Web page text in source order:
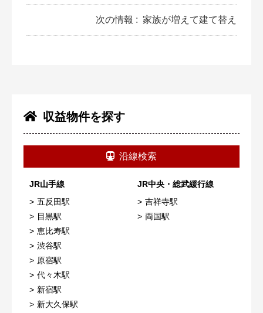
収益物件を探す
沿線検索
JR山手線
五反田駅
目黒駅
恵比寿駅
渋谷駅
原宿駅
代々木駅
新宿駅
新大久保駅
JR中央・総武緩行線
吉祥寺駅
両国駅
次の情報 : 家族が増えて建て替え